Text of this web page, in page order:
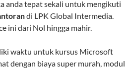
anda tepat sekali untuk mengikuti
di LPK Global Intermedia.
ini dari Nol hingga mahir.
waktu untuk kursus Microsoft
dengan biaya super murah, modul